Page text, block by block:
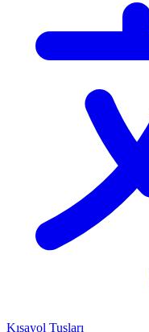
Kısayol Tuşları